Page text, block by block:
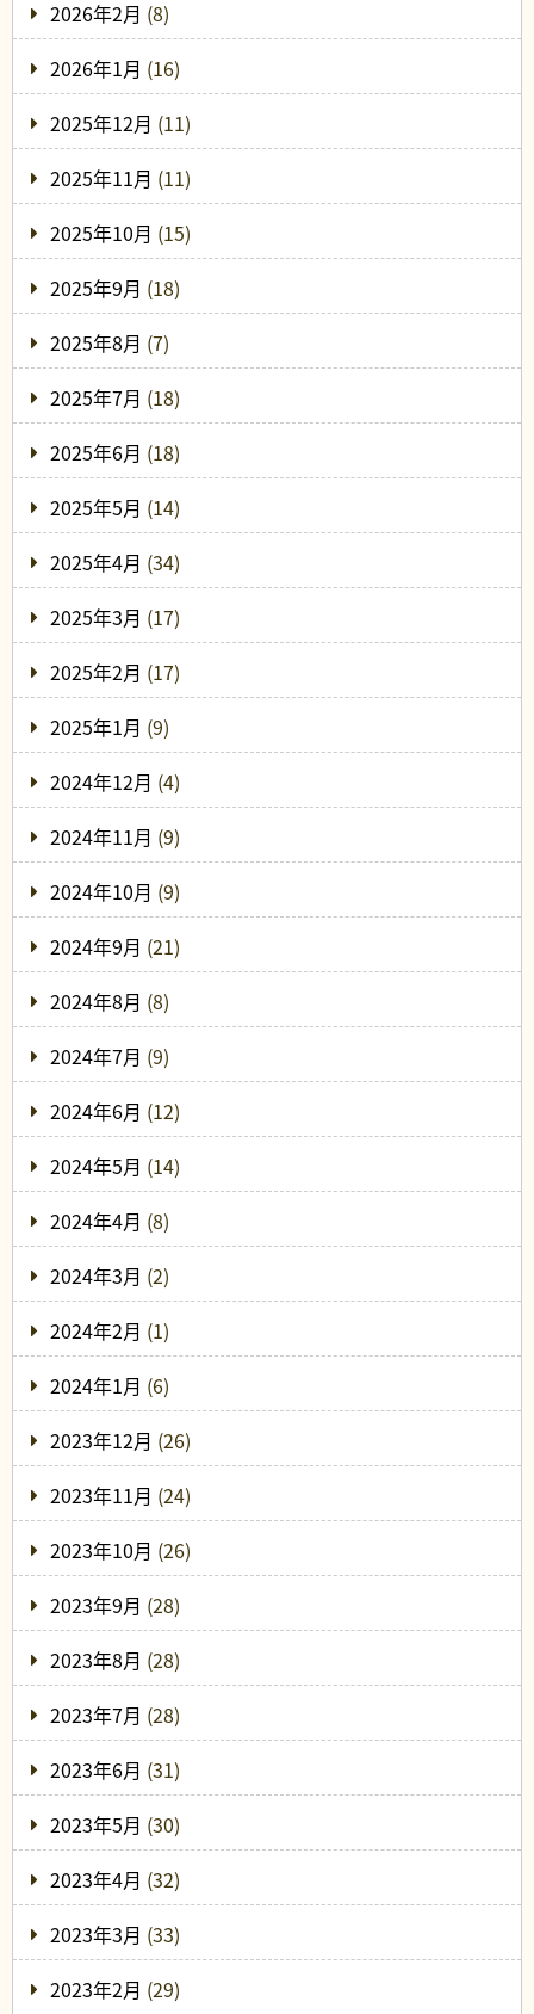
2026年2月 (8)
2026年1月 (16)
2025年12月 (11)
2025年11月 (11)
2025年10月 (15)
2025年9月 (18)
2025年8月 (7)
2025年7月 (18)
2025年6月 (18)
2025年5月 (14)
2025年4月 (34)
2025年3月 (17)
2025年2月 (17)
2025年1月 (9)
2024年12月 (4)
2024年11月 (9)
2024年10月 (9)
2024年9月 (21)
2024年8月 (8)
2024年7月 (9)
2024年6月 (12)
2024年5月 (14)
2024年4月 (8)
2024年3月 (2)
2024年2月 (1)
2024年1月 (6)
2023年12月 (26)
2023年11月 (24)
2023年10月 (26)
2023年9月 (28)
2023年8月 (28)
2023年7月 (28)
2023年6月 (31)
2023年5月 (30)
2023年4月 (32)
2023年3月 (33)
2023年2月 (29)